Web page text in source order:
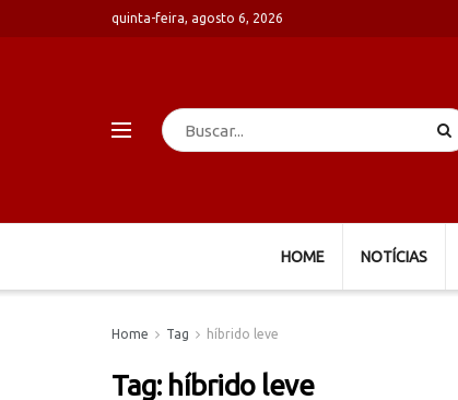
quinta-feira, agosto 6, 2026
HOME NOTÍCIAS
Home Tag híbrido leve
Tag: híbrido leve